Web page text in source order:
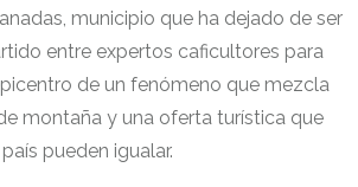
municipio que ha dejado de ser
entre expertos caficultores para
de un fenómeno que mezcla
montaña y una oferta turística que
pueden igualar.